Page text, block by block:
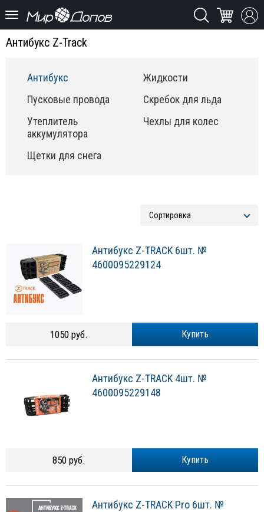
Антибукс Z-Track
Антибукс
Жидкости
Пусковые провода
Скребок для льда
Утеплитель
аккумулятора
Чехлы для колес
Щетки для снега
Антибукс Z-TRACK 6шт. №
4600095229124
Купить
1050 руб.
Антибукс Z-TRACK 4шт. №
4600095229148
Купить
850 руб.
Антибукс Z-TRACK Pro 6шт. №